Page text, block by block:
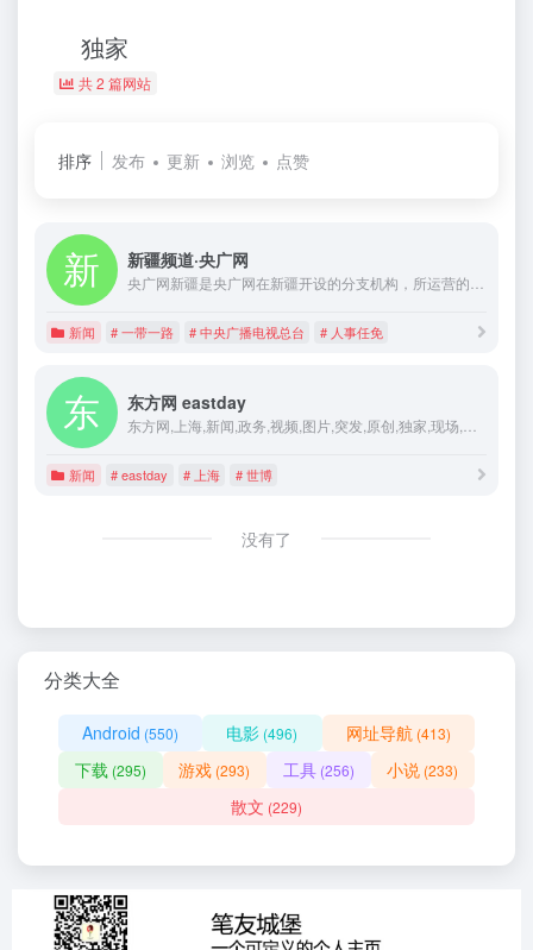
独家
共 2 篇网站
排序 发布 更新 浏览 点赞
新疆频道·央广网
新闻 # 一带一路 # 中央广播电视总台 # 人事任免
东方网 eastday
新闻 # eastday # 上海 # 世博
没有了
分类大全
Android (550) 电影 (496) 网址导航 (413)
下载 (295) 游戏 (293) 工具(256) 小说 (233)
散文 (229)